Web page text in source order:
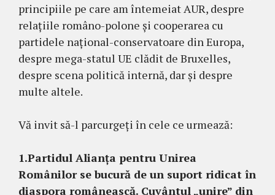
principiile pe care am întemeiat AUR, despre
relațiile româno-polone și cooperarea cu
partidele național-conservatoare din Europa,
despre mega-statul UE clădit de Bruxelles,
despre scena politică internă, dar și despre
multe altele.
Vă invit să-l parcurgeți în cele ce urmează:
1.Partidul Alianța pentru Unirea
Românilor se bucură de un suport ridicat în
diaspora românească. Cuvântul „unire” din